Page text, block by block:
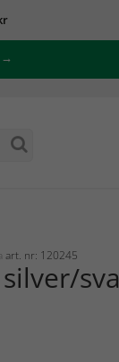
→
art. nr: 120245